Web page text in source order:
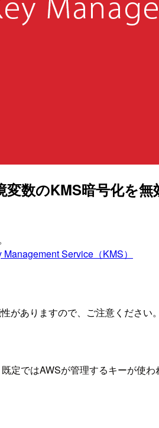
数のKMS暗号化を
Service（KMS）
がありますので、ご注意ください。
定ではAWSが管理するキーが使